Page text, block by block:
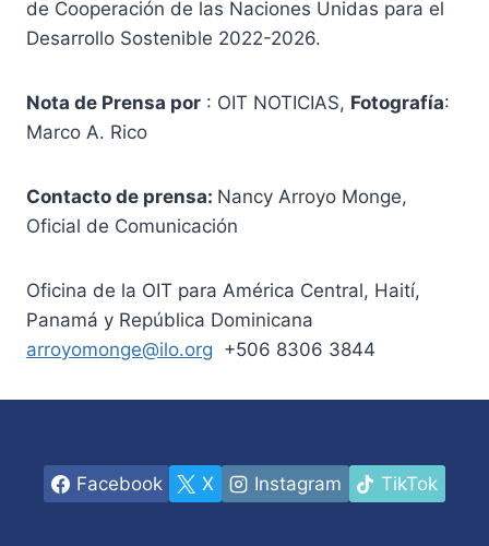
de Cooperación de las Naciones Unidas para el
Desarrollo Sostenible 2022-2026.
Nota de Prensa por : OIT NOTICIAS, Fotografía:
Marco A. Rico
Contacto de prensa: Nancy Arroyo Monge,
Oficial de Comunicación
Oficina de la OIT para América Central, Haití,
Panamá y República Dominicana
arroyomonge@ilo.org +506 8306 3844
Facebook X Instagram TikTok